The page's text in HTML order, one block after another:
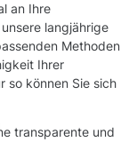
an Ihre
langjährige
Methoden
Ihrer
so können Sie sich
transparente und